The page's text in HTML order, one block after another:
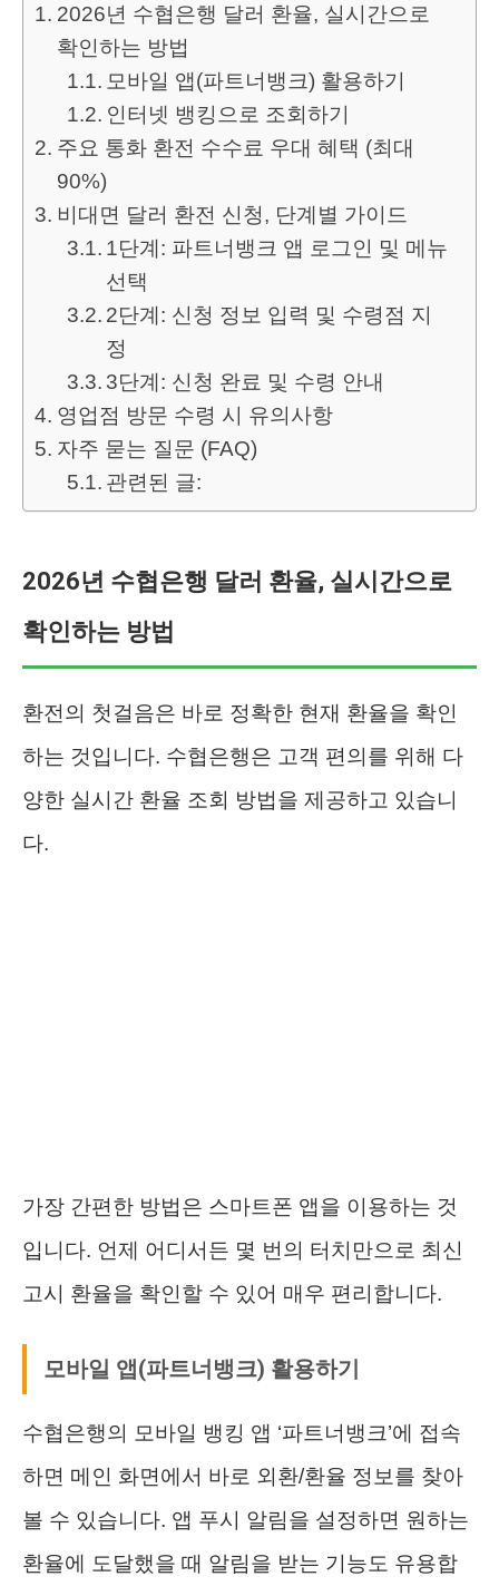
2026년 수협은행 달러 환율, 실시간으로
확인하는 방법
모바일 앱(파트너뱅크) 활용하기
인터넷 뱅킹으로 조회하기
주요 통화 환전 수수료 우대 혜택 (최대
90%)
비대면 달러 환전 신청, 단계별 가이드
1단계: 파트너뱅크 앱 로그인 및 메뉴
선택
2단계: 신청 정보 입력 및 수령점 지
정
3단계: 신청 완료 및 수령 안내
영업점 방문 수령 시 유의사항
자주 묻는 질문 (FAQ)
관련된 글:
2026년 수협은행 달러 환율, 실시간으로
확인하는 방법
환전의 첫걸음은 바로 정확한 현재 환율을 확인
하는 것입니다. 수협은행은 고객 편의를 위해 다
양한 실시간 환율 조회 방법을 제공하고 있습니
다.
가장 간편한 방법은 스마트폰 앱을 이용하는 것
입니다. 언제 어디서든 몇 번의 터치만으로 최신
고시 환율을 확인할 수 있어 매우 편리합니다.
모바일 앱(파트너뱅크) 활용하기
수협은행의 모바일 뱅킹 앱 ‘파트너뱅크’에 접속
하면 메인 화면에서 바로 외환/환율 정보를 찾아
볼 수 있습니다. 앱 푸시 알림을 설정하면 원하는
환율에 도달했을 때 알림을 받는 기능도 유용합